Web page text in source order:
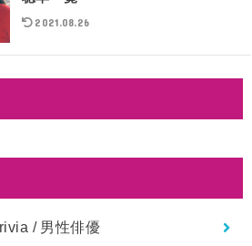
2021.08.26
/ 男性俳優